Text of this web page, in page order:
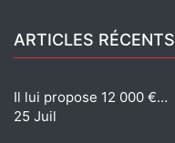
ARTICLES RÉCENTS
Il lui propose 12 000 €…
25 Juil